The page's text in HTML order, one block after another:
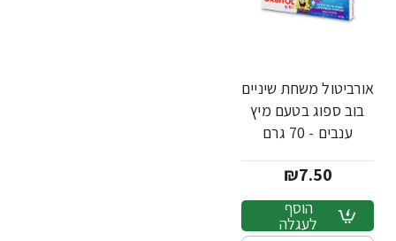
אורביטול משחת שיניים
בוב ספוג בטעם מיץ
ענבים - 70 גרם
₪7.50
הוסף
לעגלה